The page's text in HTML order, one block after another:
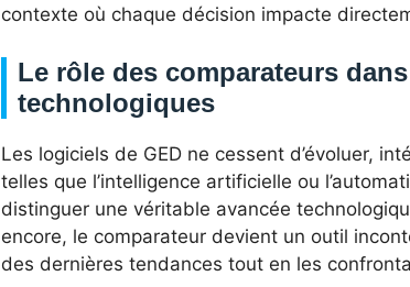
contexte où chaque décision impacte
Le rôle des comparateurs
technologiques
Les logiciels de GED ne cessent d’évoluer,
telles que l’intelligence artificielle ou
distinguer une véritable avancée
encore, le comparateur devient un outil
des dernières tendances tout en les